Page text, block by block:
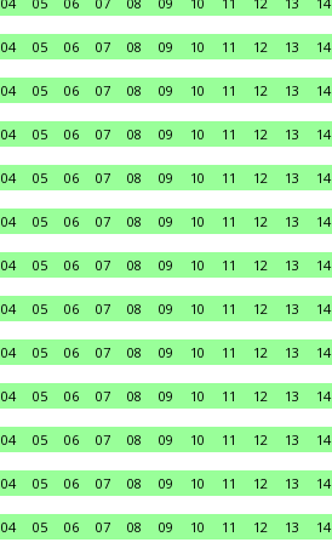
04 05 06 07 08 09 10 11 12 13 14
04 05 06 07 08 09 10 11 12 13 14
04 05 06 07 08 09 10 11 12 13 14
04 05 06 07 08 09 10 11 12 13 14
04 05 06 07 08 09 10 11 12 13 14
04 05 06 07 08 09 10 11 12 13 14
04 05 06 07 08 09 10 11 12 13 14
04 05 06 07 08 09 10 11 12 13 14
04 05 06 07 08 09 10 11 12 13 14
04 05 06 07 08 09 10 11 12 13 14
04 05 06 07 08 09 10 11 12 13 14
04 05 06 07 08 09 10 11 12 13 14